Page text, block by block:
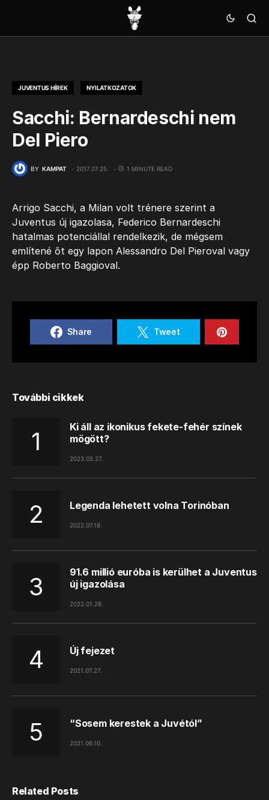
JUVENTUS HÍREK NYILATKOZATOK
Sacchi: Bernardeschi nem
Del Piero
BY KAMPAT 2017.07.25. 1 MINUTE READ
Arrigo Sacchi, a Milan volt trénere szerint a
Juventus új igazolasa, Federico Bernardeschi
hatalmas potenciállal rendelkezik, de mégsem
említené őt egy lapon Alessandro Del Pieroval vagy
épp Roberto Baggioval.
Share Tweet
További cikkek
Ki áll az ikonikus fekete-fehér színek
mögött?
2023.05.27.
Legenda lehetett volna Torinóban
2022.07.18.
91.6 millió euróba is kerülhet a Juventus
új igazolása
2022.01.28.
Új fejezet
2021.07.27.
“Sosem kerestek a Juvétól”
2021.06.10.
Related Posts